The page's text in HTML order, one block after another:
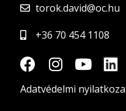
torok.david@oc.hu
+36 70 454 1108
Adatvédelmi